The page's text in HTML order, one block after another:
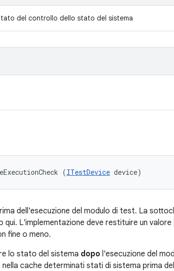
del controllo dello stato del sistema
(ITestDevice device)
dell'esecuzione del modulo di test. La
L'implementazione deve restituire un valore
fine o meno.
lo stato del sistema dopo l'esecuzione del
cache determinati stati di sistema prima